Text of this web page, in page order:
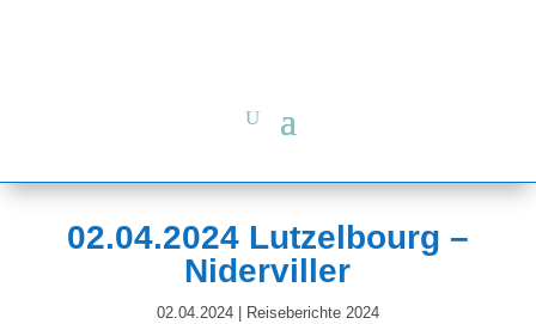
02.04.2024 Lutzelbourg –
Niderviller
02.04.2024| Reiseberichte 2024